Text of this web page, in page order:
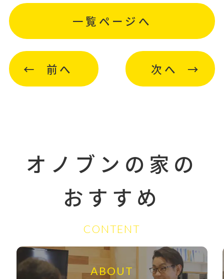
前へ
一覧ページへ
次へ
オノブンの家の
おすすめ
CONTENT
ABOUT